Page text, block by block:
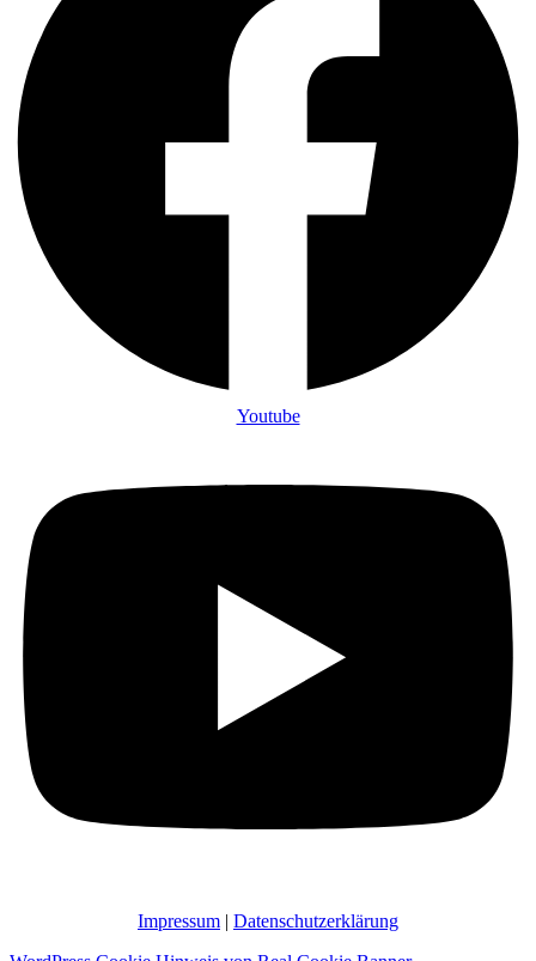
Youtube
Impressum | Datenschutzerklärung